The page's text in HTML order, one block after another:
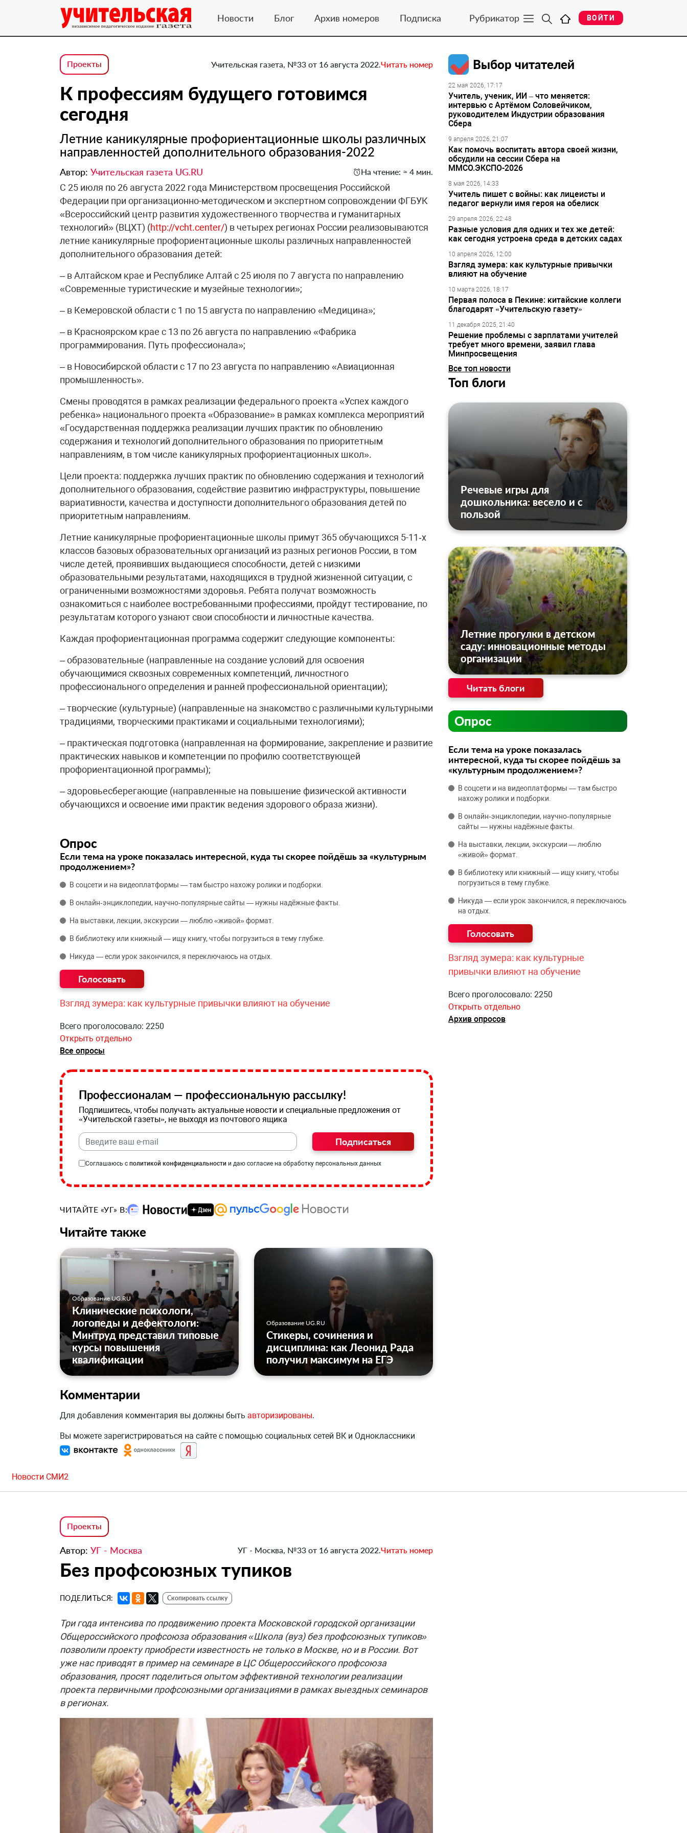
Новости Блог Архив номеров Подписка Рубрикатор ВОЙТИ
Проекты Учительская газета, №33 от 16 августа 2022.Читать номер
К профессиям будущего готовимся
сегодня
Летние каникулярные профориентационные школы различных
направленностей дополнительного образования-2022
Автор: Учительская газета UG.RU На чтение: ≈ 4 мин.
С 25 июля по 26 августа 2022 года Министерством просвещения Российской
Федерации при организационно-методическом и экспертном сопровождении ФГБУК
«Всероссийский центр развития художественного творчества и гуманитарных
технологий» (ВЦХТ) (http://vcht.center/) в четырех регионах России реализовываются
летние каникулярные профориентационные школы различных направленностей
дополнительного образования детей:
– в Алтайском крае и Республике Алтай с 25 июля по 7 августа по направлению
«Современные туристические и музейные технологии»;
– в Кемеровской области с 1 по 15 августа по направлению «Медицина»;
– в Красноярском крае с 13 по 26 августа по направлению «Фабрика
программирования. Путь профессионала»;
– в Новосибирской области с 17 по 23 августа по направлению «Авиационная
промышленность».
Смены проводятся в рамках реализации федерального проекта «Успех каждого
ребенка» национального проекта «Образование» в рамках комплекса мероприятий
«Государственная поддержка реализации лучших практик по обновлению
содержания и технологий дополнительного образования по приоритетным
направлениям, в том числе каникулярных проф­ориентационных школ».
Цели проекта: поддержка лучших практик по обновлению содержания и технологий
дополнительного образования, содействие развитию инфраструктуры, повышение
вариативности, качества и доступности дополнительного образования детей по
приоритетным направлениям.
Летние каникулярные профориентационные школы примут 365 обучающихся 5-11‑х
классов базовых образовательных организаций из разных регионов России, в том
числе детей, проявивших выдающиеся способности, детей с низкими
образовательными результатами, находящихся в трудной жизненной ситуации, с
ограниченными возможностями здоровья. Ребята получат возможность
ознакомиться с наиболее востребованными профессиями, пройдут тестирование, по
результатам которого узнают свои способности и личностные качества.
Каждая профориентационная программа содержит следующие компоненты:
– образовательные (направленные на создание условий для освоения
обучающимися сквозных современных компетенций, личностного
профессионального определения и ранней профессиональной ориентации);
– творческие (культурные) (направленные на знакомство с различными культурными
традициями, творческими практиками и социальными технологиями);
– практическая подготовка (направленная на формирование, закрепление и развитие
практических навыков и компетенции по профилю соответствующей
профориентационной программы);
– здоровьесберегающие (направленные на повышение физической активности
обучающихся и освоение ими практик ведения здорового образа жизни).
Опрос
Если тема на уроке показалась интересной, куда ты скорее пойдёшь за «культурным
продолжением»?
В соцсети и на видеоплатформы — там быстро нахожу ролики и подборки.
В онлайн‑энциклопедии, научно‑популярные сайты — нужны надёжные факты.
На выставки, лекции, экскурсии — люблю «живой» формат.
В библиотеку или книжный — ищу книгу, чтобы погрузиться в тему глубже.
Никуда — если урок закончился, я переключаюсь на отдых.
Взгляд зумера: как культурные привычки влияют на обучение
Всего проголосовало: 2250
Открыть отдельно
Все опросы
Профессионалам — профессиональную рассылку!
Подпишитесь, чтобы получать актуальные новости и специальные предложения от
«Учительской газеты», не выходя из почтового ящика
Подписаться
Соглашаюсь с политикой конфиденциальности и даю согласие на обработку персональных данных
ЧИТАЙТЕ «УГ» В:
Читайте также
Образование UG.RU
Клинические психологи,
логопеды и дефектологи:
Минтруд представил типовые
курсы повышения
квалификации
Образование UG.RU
Стикеры, сочинения и
дисциплина: как Леонид Рада
получил максимум на ЕГЭ
Комментарии
Для добавления комментария вы должны быть авторизированы.
Вы можете зарегистрироваться на сайте с помощью социальных сетей ВК и Одноклассники
Выбор читателей
22 мая 2026, 17:17
Учитель, ученик, ИИ – что меняется:
интервью с Артёмом Соловейчиком,
руководителем Индустрии образования
Сбера
9 апреля 2026, 21:07
Как помочь воспитать автора своей жизни,
обсудили на сессии Сбера на
ММСО.ЭКСПО-2026
8 мая 2026, 14:33
Учитель пишет с войны: как лицеисты и
педагог вернули имя героя на обелиск
29 апреля 2026, 22:48
Разные условия для одних и тех же детей:
как сегодня устроена среда в детских садах
10 апреля 2026, 12:00
Взгляд зумера: как культурные привычки
влияют на обучение
10 марта 2026, 18:17
Первая полоса в Пекине: китайские коллеги
благодарят «Учительскую газету»
11 декабря 2025, 21:40
Решение проблемы с зарплатами учителей
требует много времени, заявил глава
Минпросвещения
Все топ новости
Топ блоги
Речевые игры для
дошкольника: весело и с
пользой
Летние прогулки в детском
саду: инновационные методы
организации
Читать блоги
Опрос
Если тема на уроке показалась
интересной, куда ты скорее пойдёшь за
«культурным продолжением»?
В соцсети и на видеоплатформы — там быстро
нахожу ролики и подборки.
В онлайн‑энциклопедии, научно‑популярные
сайты — нужны надёжные факты.
На выставки, лекции, экскурсии — люблю
«живой» формат.
В библиотеку или книжный — ищу книгу, чтобы
погрузиться в тему глубже.
Никуда — если урок закончился, я переключаюсь
на отдых.
Взгляд зумера: как культурные
привычки влияют на обучение
Всего проголосовало: 2250
Открыть отдельно
Архив опросов
Новости СМИ2
Проекты
Автор: УГ - Москва УГ - Москва, №33 от 16 августа 2022.Читать номер
Без профсоюзных тупиков
ПОДЕЛИТЬСЯ: Скопировать ссылку
Три года интенсива по продвижению проекта Московской городской организации
Общероссийского профсоюза образования «Школа (вуз) без профсоюзных тупиков»
позволили проекту приобрести известность не только в Москве, но и в России. Вот
уже нас приводят в пример на семинаре в ЦС Общероссийского профсоюза
образования, просят поделиться опытом эффективной технологии реализации
проекта первичными профсоюзными организациями в рамках выездных семинаров
в регионах.